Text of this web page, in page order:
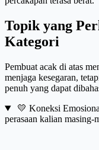
Topik yang
Kategori
Pembuat acak di atas
menjaga kesegaran,
penuh yang dapat
💛 Koneksi
perasaan kalian masing-